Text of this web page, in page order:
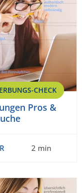
CHECK
Pros &
2 min